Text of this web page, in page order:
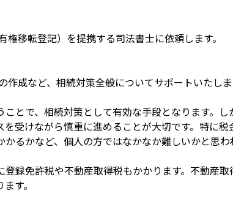
移転登記）を提携する司法書士に依頼します。
成など、相続対策全般についてサポートいたしま
とで、相続対策として有効な手段となります。
を受けながら慎重に進めることが大切です。特に
るかなど、個人の方ではなかなか難しいかと思わ
録免許税や不動産取得税もかかります。不動産
す。